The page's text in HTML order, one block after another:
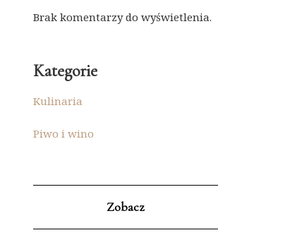
Brak komentarzy do wyświetlenia.
Kategorie
Kulinaria
Piwo i wino
Zobacz